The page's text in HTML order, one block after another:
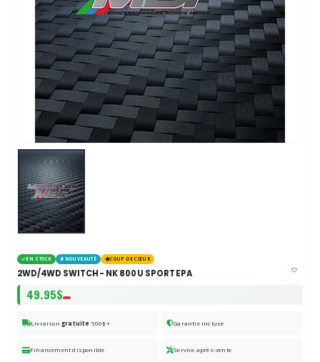
EN STOCK NOUVEAUTÉ COUP DE CŒUR
2WD/4WD SWITCH - NK 800 U SPORT EPA
49.95$
Livraison gratuite 500$+ Garantie incluse
Financement disponible Service après-vente